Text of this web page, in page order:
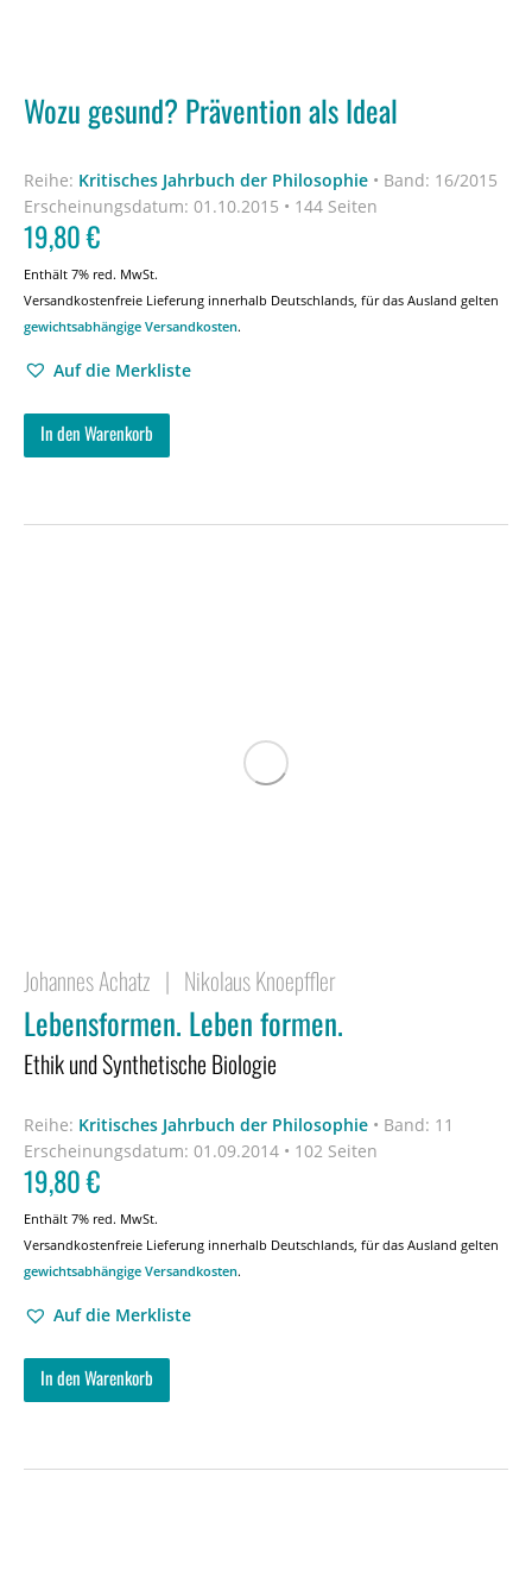
Wozu gesund? Prävention als Ideal
Reihe: Kritisches Jahrbuch der Philosophie • Band: 16/2015
Erscheinungsdatum: 01.10.2015 • 144 Seiten
19,80€
Enthält 7% red. MwSt.
Versandkostenfreie Lieferung innerhalb Deutschlands, für das Ausland gelten
gewichtsabhängige Versandkosten.
Auf die Merkliste
In den Warenkorb
Johannes Achatz | Nikolaus Knoepffler
Lebensformen. Leben formen.
Ethik und Synthetische Biologie
Reihe: Kritisches Jahrbuch der Philosophie • Band: 11
Erscheinungsdatum: 01.09.2014 • 102 Seiten
19,80€
Enthält 7% red. MwSt.
Versandkostenfreie Lieferung innerhalb Deutschlands, für das Ausland gelten
gewichtsabhängige Versandkosten.
Auf die Merkliste
In den Warenkorb